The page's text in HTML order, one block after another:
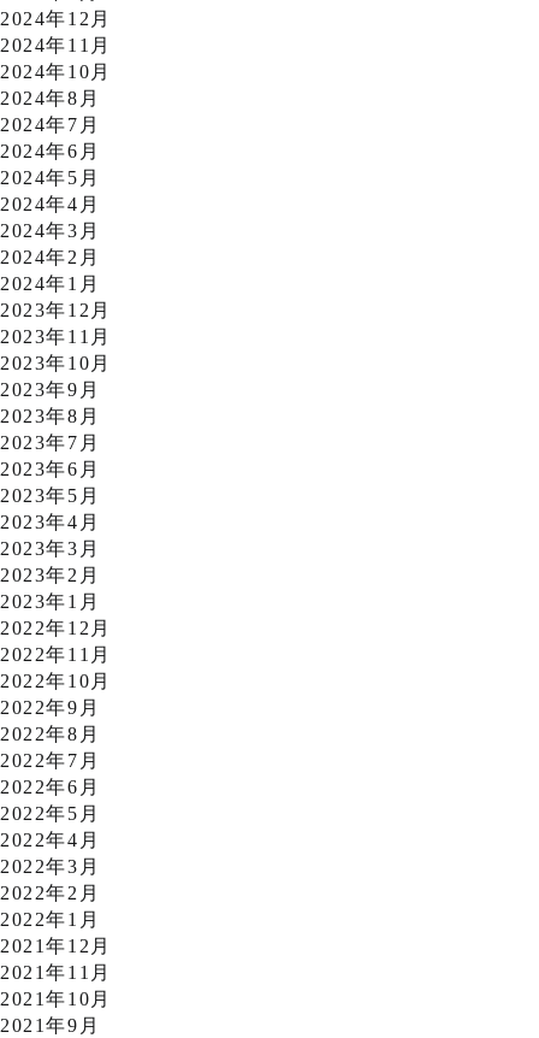
2024年12月
2024年11月
2024年10月
2024年8月
2024年7月
2024年6月
2024年5月
2024年4月
2024年3月
2024年2月
2024年1月
2023年12月
2023年11月
2023年10月
2023年9月
2023年8月
2023年7月
2023年6月
2023年5月
2023年4月
2023年3月
2023年2月
2023年1月
2022年12月
2022年11月
2022年10月
2022年9月
2022年8月
2022年7月
2022年6月
2022年5月
2022年4月
2022年3月
2022年2月
2022年1月
2021年12月
2021年11月
2021年10月
2021年9月